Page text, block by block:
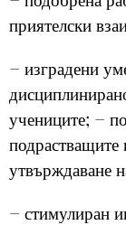
приятелски
− изградени
учениците; −
подрастващите
утвърждаване
− стимулиран